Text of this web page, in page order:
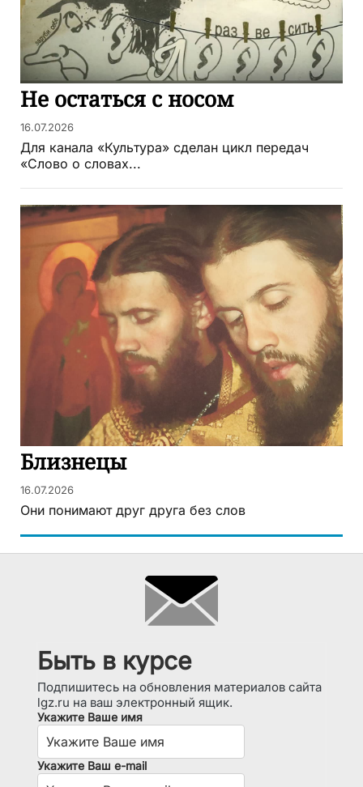
Не остаться с носом
16.07.2026
Для канала «Культура» сделан цикл передач
«Слово о словах...
Близнецы
16.07.2026
Они понимают друг друга без слов
Быть в курсе
Подпишитесь на обновления материалов сайта
lgz.ru на ваш электронный ящик.
Укажите Ваше имя
Укажите Ваш e-mail